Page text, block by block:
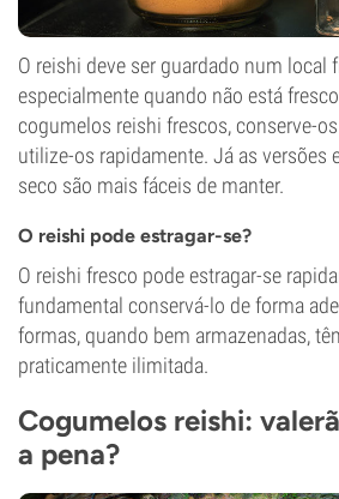
O reishi deve ser guardado num local
especialmente quando não está
cogumelos reishi frescos, conserve-
utilize-os rapidamente. Já as versões
seco são mais fáceis de manter.
O reishi pode estragar-se?
O reishi fresco pode estragar-se
fundamental conservá-lo de forma
formas, quando bem armazenadas,
praticamente ilimitada.
Cogumelos reishi:
a pena?